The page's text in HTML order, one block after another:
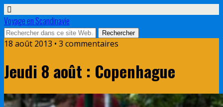
Voyage en Scandinavie
18 août 2013 • 3 commentaires
Jeudi 8 août : Copenhague